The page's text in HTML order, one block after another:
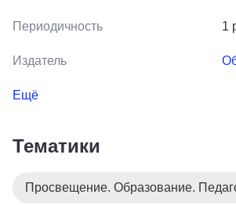
Периодичность 1
Издатель
Ещё
Тематики
Просвещение. Образование.